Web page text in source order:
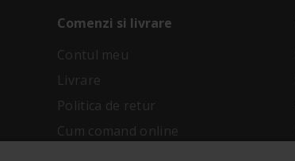
Comenzi si livrare
Contul meu
Livrare
Politica de retur
Cum comand online